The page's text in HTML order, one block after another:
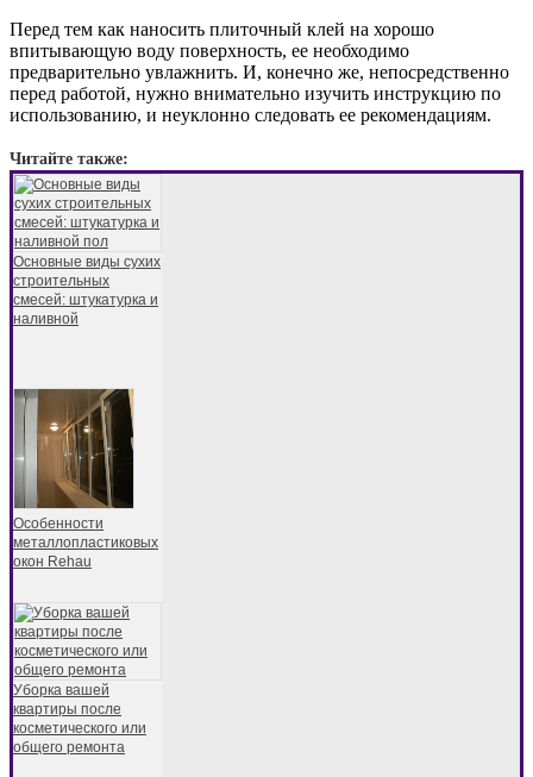
Перед тем как наносить плиточный клей на хорошо
впитывающую воду поверхность, ее необходимо
предварительно увлажнить. И, конечно же, непосредственно
перед работой, нужно внимательно изучить инструкцию по
использованию, и неуклонно следовать ее рекомендациям.
Читайте также:
Основные виды сухих
строительных
смесей: штукатурка и
наливной
Особенности
металлопластиковых
окон Rehau
Уборка вашей
квартиры после
косметического или
общего ремонта